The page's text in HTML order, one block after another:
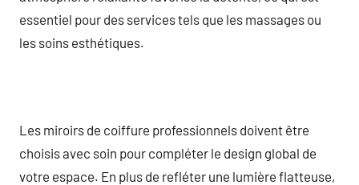
essentiel pour des services tels que les massages ou
les soins esthétiques.
Les miroirs de coiffure professionnels doivent être
choisis avec soin pour compléter le design global de
votre espace. En plus de refléter une lumière flatteuse,